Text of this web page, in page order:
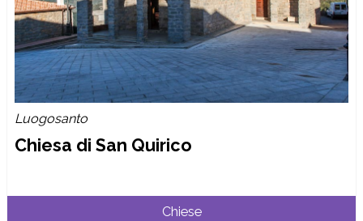
Luogosanto
Chiesa di San Quirico
Chiese